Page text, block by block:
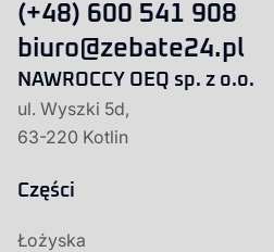
(+48) 600 541 908
biuro@zebate24.pl
NAWROCCY OEQ sp. z o.o.
ul. Wyszki 5d,
63-220 Kotlin
Części
Łożyska